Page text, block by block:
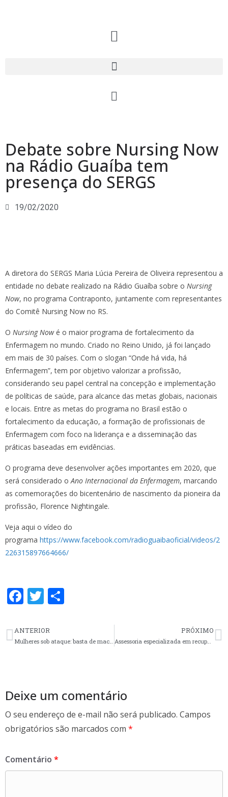
Debate sobre Nursing Now
na Rádio Guaíba tem
presença do SERGS
19/02/2020
A diretora do SERGS Maria Lúcia Pereira de Oliveira representou a
entidade no debate realizado na Rádio Guaíba sobre o Nursing
Now, no programa Contraponto, juntamente com representantes
do Comitê Nursing Now no RS.
O Nursing Nowé o maior programa de fortalecimento da
Enfermagem no mundo. Criado no Reino Unido, já foi lançado
em mais de 30 países. Com o slogan “Onde há vida, há
Enfermagem”, tem por objetivo valorizar a profissão,
considerando seu papel central na concepção e implementação
de políticas de saúde, para alcance das metas globais, nacionais
e locais. Entre as metas do programa no Brasil estão o
fortalecimento da educação, a formação de profissionais de
Enfermagem com foco na liderança e a disseminação das
práticas baseadas em evidências.
O programa deve desenvolver ações importantes em 2020, que
será considerado oAno Internacional da Enfermagem, marcando
as comemorações do bicentenário de nascimento da pioneira da
profissão, Florence Nightingale.
Veja aqui o vídeo do
programa https://www.facebook.com/radioguaibaoficial/videos/2
226315897664666/
F
e
b
k
T
itt
er e
ANTERIOR
Mulheres sob ataque: basta de machismo e violência, enfermagem na luta por respeito e igualdade
PRÓXIMO
Assessoria especializada em recuperação judicial buscará o pagamento dos trabalhadores de saúde da Ulbra
Deixe um comentário
O seu endereço de e-mail não será publicado. Campos
obrigatórios são marcados com *
Comentário *